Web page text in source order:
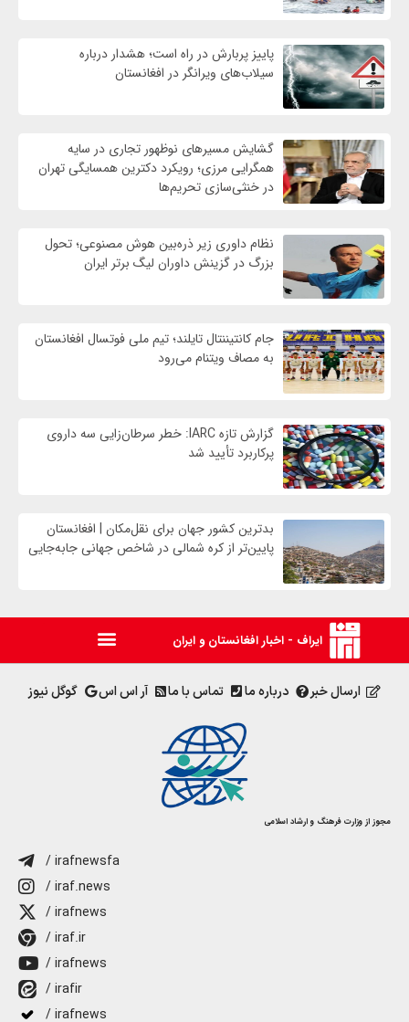
پاییز پربارش در راه است؛ هشدار درباره
سیلاب‌های ویرانگر در افغانستان
گشایش مسیرهای نوظهور تجاری در سایه
همگرایی مرزی؛ رویکرد دکترین همسایگی تهران
در خنثی‌سازی تحریم‌ها
نظام داوری زیر ذره‌بین هوش مصنوعی؛ تحول
بزرگ در گزینش داوران لیگ برتر ایران
جام کانتیننتال تایلند؛ تیم ملی فوتسال افغانستان
به مصاف ویتنام می‌رود
گزارش تازه IARC: خطر سرطان‌زایی سه داروی
پرکاربرد تأیید شد
بدترین کشور جهان برای نقل‌مکان | افغانستان
پایین‌تر از کره شمالی در شاخص جهانی جابه‌جایی
ایراف - اخبار افغانستان و ایران
ارسال خبر درباره ما تماس با ما آر اس اس گوگل نیوز
مجوز از وزارت فرهنگ و ارشاد اسلامی
/ irafnewsfa
/ iraf.news
/ irafnews
/ iraf.ir
/ irafnews
/ irafir
/ irafnews